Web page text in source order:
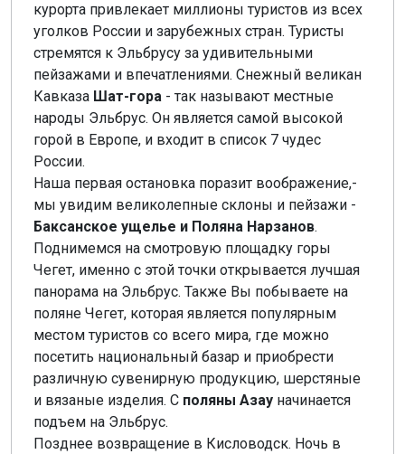
курорта привлекает миллионы туристов из всех
уголков России и зарубежных стран. Туристы
стремятся к Эльбрусу за удивительными
пейзажами и впечатлениями. Снежный великан
Кавказа Шат-гора - так называют местные
народы Эльбрус. Он является самой высокой
горой в Европе, и входит в список 7 чудес
России.
Наша первая остановка поразит воображение,-
мы увидим великолепные склоны и пейзажи -
Баксанское ущелье и Поляна Нарзанов.
Поднимемся на смотровую площадку горы
Чегет, именно с этой точки открывается лучшая
панорама на Эльбрус. Также Вы побываете на
поляне Чегет, которая является популярным
местом туристов со всего мира, где можно
посетить национальный базар и приобрести
различную сувенирную продукцию, шерстяные
и вязаные изделия. С поляны Азау начинается
подъем на Эльбрус.
Позднее возвращение в Кисловодск. Ночь в